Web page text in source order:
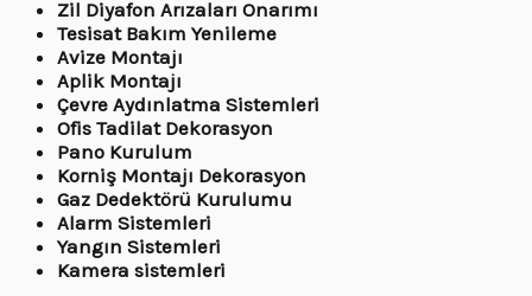
Zil Diyafon Arızaları Onarımı
Tesisat Bakım Yenileme
Avize Montajı
Aplik Montajı
Çevre Aydınlatma Sistemleri
Ofis Tadilat Dekorasyon
Pano Kurulum
Korniş Montajı Dekorasyon
Gaz Dedektörü Kurulumu
Alarm Sistemleri
Yangın Sistemleri
Kamera sistemleri